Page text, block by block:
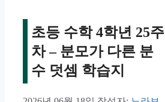
초등 수학 4학년 25주
차 – 분모가 다른 분
수 덧셈 학습지